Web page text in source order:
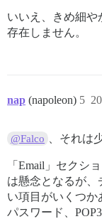
いいえ、きめ細や
存在しません。
nap (napoleon) 5
@Falco 、それは
「Email」セクシ
は懸念となるが、
い項目がいくつか
パスワード、